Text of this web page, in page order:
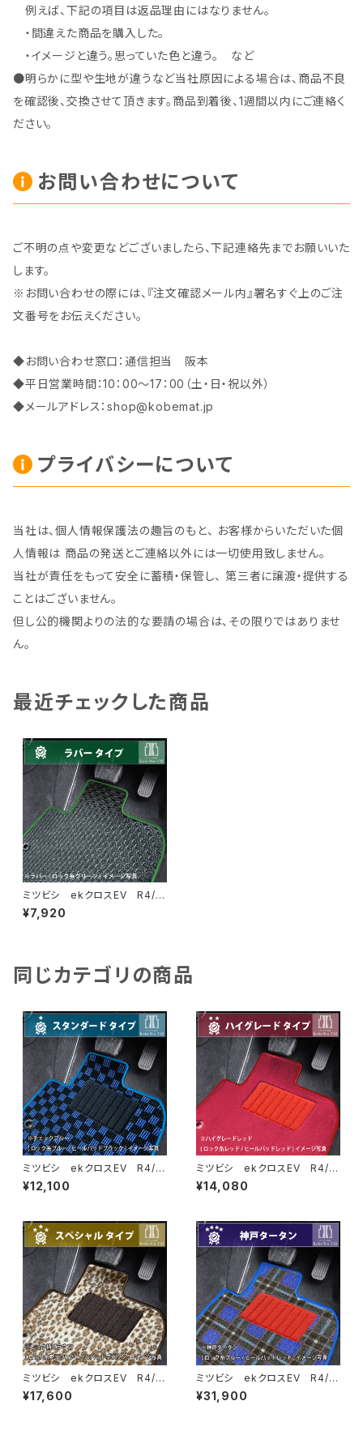
例えば、下記の項目は返品理由にはなりません。
・間違えた商品を購入した。
・イメージと違う。思っていた色と違う。 など
●明らかに型や生地が違うなど当社原因による場合は、商品不良
を確認後、交換させて頂きます。商品到着後、1週間以内にご連絡く
ださい。
お問い合わせについて
ご不明の点や変更などございましたら、下記連絡先までお願いいた
します。
※お問い合わせの際には、『注文確認メール内』署名すぐ上のご注
文番号をお伝えください。
◆お問い合わせ窓口：通信担当 阪本
◆平日営業時間：10：00～17：00（土・日・祝以外）
◆メールアドレス：shop@kobemat.jp
プライバシーについて
当社は、個人情報保護法の趣旨のもと、 お客様からいただいた個
人情報は 商品の発送とご連絡以外には一切使用致しません。
当社が責任をもって安全に蓄積・保管し、 第三者に譲渡・提供する
ことはございません。
但し公的機関よりの法的な要請の場合は、その限りではありませ
ん。
最近チェックした商品
ミツビシ ekクロスEV R4/
6〜 B5AW フロアマット一
式 カーマット 防水 ラバー
¥7,920
同じカテゴリの商品
ミツビシ ekクロスEV R4/
6〜 B5AW フロアマット一
式 カーマット スタンダードタ
¥12,100
ミツビシ ekクロスEV R4/
6〜 B5AW フロアマット一
式 カーマット ハイグレードタ
¥14,080
ミツビシ ekクロスEV R4/
6〜 B5AW フロアマット一
式 カーマット スペシャルタイ
¥17,600
ミツビシ ekクロスEV R4/
6〜 B5AW フロアマット一
式 カーマット 神戸タータ
¥31,900